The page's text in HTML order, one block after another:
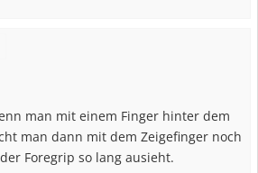
man mit einem Finger hinter dem
man dann mit dem Zeigefinger noch
Foregrip so lang ausieht.